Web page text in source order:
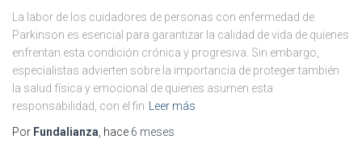
La labor de los cuidadores de personas con enfermedad de
Parkinson es esencial para garantizar la calidad de vida de quienes
enfrentan esta condición crónica y progresiva. Sin embargo,
especialistas advierten sobre la importancia de proteger también
la salud física y emocional de quienes asumen esta
responsabilidad, con el fin
Leer más
Por Fundalianza , hace 6 meses